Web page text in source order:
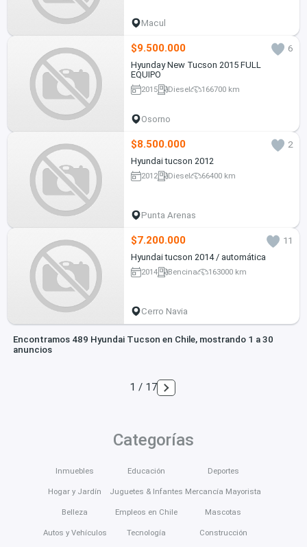
Macul
$9.500.000
6
Hyunday New Tucson 2015 FULL
EQUIPO
2015 Diesel 166700 km
Osorno
$8.500.000
2
Hyundai tucson 2012
2012 Diesel 66400 km
Punta Arenas
$7.200.000
11
Hyundai tucson 2014 / automática
2014 Bencina 163000 km
Cerro Navia
Encontramos 489 Hyundai Tucson en Chile, mostrando 1 a 30
anuncios
1 / 17
Categorías
Inmuebles
Hogar y Jardín
Belleza
Autos y Vehículos
Educación
Juguetes & Infantes
Empleos en Chile
Tecnología
Deportes
Mercancía Mayorista
Mascotas
Construcción